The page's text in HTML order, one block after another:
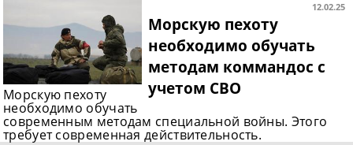
12.02.25
Морскую пехоту
необходимо обучать
методам коммандос с
учетом СВО
Морскую пехоту
необходимо обучать
современным методам специальной войны. Этого
требует современная действительность.